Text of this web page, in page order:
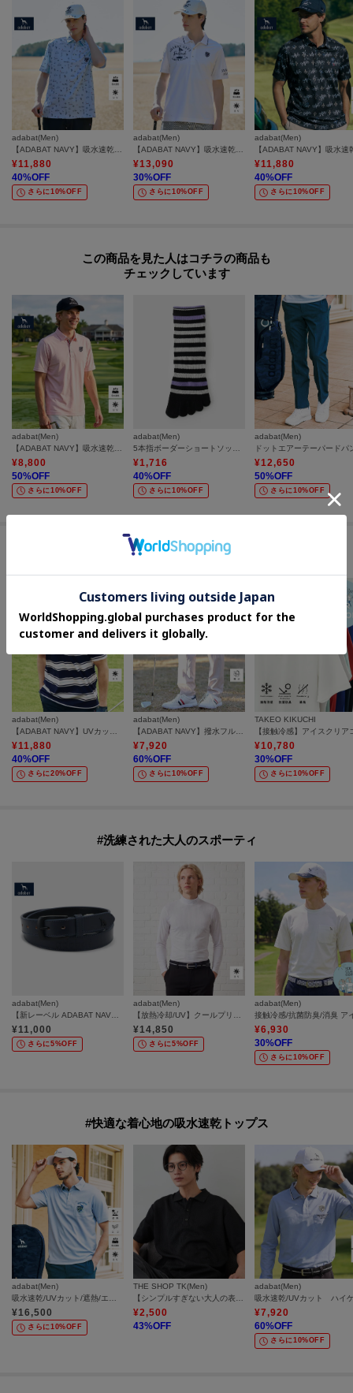
adabat(Men)
【ADABAT NAVY】吸水速乾/UVカット サルーキサマーロゴプリント半袖ポロシャツ
¥11,880
40%OFF
さらに10%OFF
adabat(Men)
【ADABAT NAVY】吸水速乾/UVカット カノコグラフィックロゴ半袖ポロシャツ
¥13,090
30%OFF
さらに10%OFF
adabat(Men)
¥11,880
40%OFF
さらに10%OFF
この商品を見た人はコチラの商品も
チェックしています
adabat(Men)
¥8,800
50%OFF
さらに10%OFF
adabat(Men)
¥1,716
40%OFF
さらに10%OFF
adabat(Men)
ドットエアーテーパードパ
¥12,650
50%OFF
さらに10%OFF
セールアイテムからのおすすめ
adabat(Men)
【ADABAT NAVY】UVカット ランダムボーダー半袖ポロシャツ
¥11,880
40%OFF
さらに20%OFF
adabat(Men)
【ADABAT NAVY】撥水フルダルテーパードパンツ
¥7,920
60%OFF
さらに10%OFF
TAKEO KIKUCHI
¥10,780
30%OFF
さらに10%OFF
#洗練された大人のスポーティ
adabat(Men)
¥11,000
さらに5%OFF
adabat(Men)
¥14,850
さらに5%OFF
adabat(Men)
¥6,930
30%OFF
さらに10%OFF
#快適な着心地の吸水速乾トップス
adabat(Men)
吸水速乾/UVカット/遮熱/エコ 衿裏プリント半袖ポロシャツ
¥16,500
さらに10%OFF
THE SHOP TK(Men)
【シンプルすぎない大人の表情】ケーブルフクレポロシャツ 吸水速乾/UVケア/洗濯機OK
¥2,500
43%OFF
adabat(Men)
¥7,920
60%OFF
さらに10%OFF